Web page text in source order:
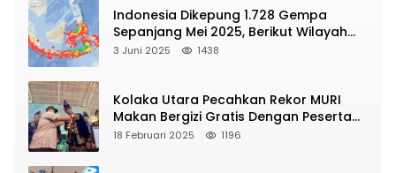
Indonesia Dikepung 1.728 Gempa
Sepanjang Mei 2025, Berikut Wilayah
Yang Intens Diguncang!
3 Juni 2025 1438
Kolaka Utara Pecahkan Rekor MURI
Makan Bergizi Gratis Dengan Peserta
Terbanyak
18 Februari 2025 1196